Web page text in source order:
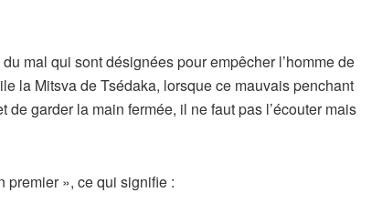
mal qui sont désignées pour empêcher l’homme de
la Mitsva de Tsédaka, lorsque ce mauvais penchant
garder la main fermée, il ne faut pas l’écouter mais
premier », ce qui signifie :